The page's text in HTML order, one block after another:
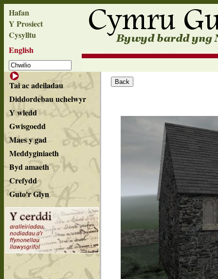
Hafan
Y Prosiect
Cysylltu
English
Tai ac adeiladau
Diddordebau uchelwyr
Y wledd
Gwisgoedd
Maes y gad
Meddyginiaeth
Byd amaeth
Crefydd
Guto'r Glyn